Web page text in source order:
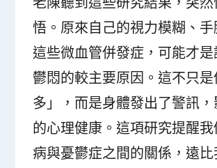
悟。原來自己的視力模糊、手
這些微血管併發症，可能才
鬱悶的較主要原因。這不只
多」，而是身體發出了警訊
的心理健康。這項研究提醒
病與憂鬱症之間的關係，遠